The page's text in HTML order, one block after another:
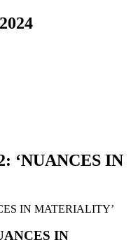
‘NUANCES IN
IN